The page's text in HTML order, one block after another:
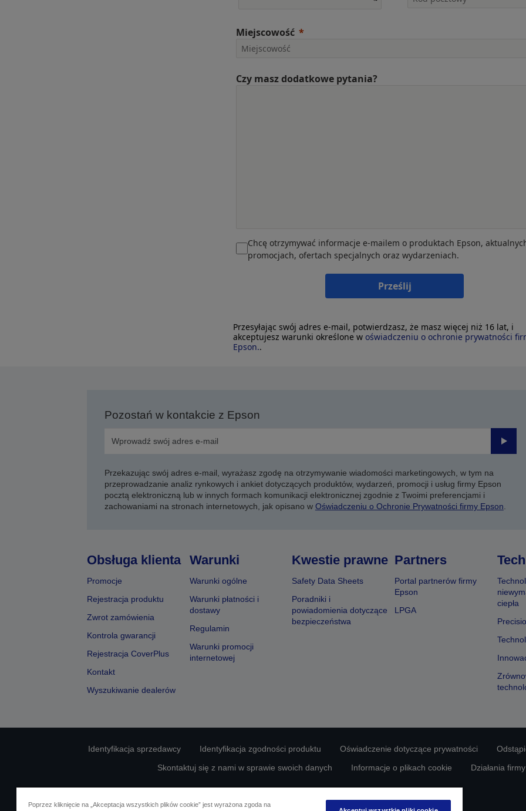
Miejscowość
Czy masz dodatkowe pytania?
Chcę otrzymywać informacje e-mailem o produktach Epson,
promocjach, ofertach specjalnych oraz wydarzeniach.
Prześlij
Przesyłając swój adres e-mail, potwierdzasz, że masz więcej niż 16 lat, i
akceptujesz warunki określone w oświadczeniu o ochronie prywatności
Epson..
Pozostań w kontakcie z Epson
Przekazując swój adres e-mail, wyrażasz zgodę na otrzymywanie wiadomości marketingowych, w tym na
przeprowadzanie analiz rynkowych i ankiet dotyczących produktów, wydarzeń, promocji i usług firmy Epson
pocztą elektroniczną lub w innych formach komunikacji elektronicznej zgodnie z Twoimi preferencjami i
zachowaniami na stronach internetowych, jak opisano w Oświadczeniu o Ochronie Prywatności firmy Epson
Obsługa klienta
Promocje
Rejestracja produktu
Zwrot zamówienia
Kontrola gwarancji
Rejestracja CoverPlus
Kontakt
Wyszukiwanie dealerów
Warunki
Warunki ogólne
Warunki płatności i
dostawy
Regulamin
Warunki promocji
internetowej
Kwestie prawne
Safety Data Sheets
Poradniki i
powiadomienia dotyczące
bezpieczeństwa
Partners
Portal partnerów firmy
Epson
LPGA
ciepła
Identyfikacja sprzedawcy Identyfikacja zgodności produktu Oświadczenie dotyczące prywatności
Skontaktuj się z nami w sprawie swoich danych
Informacje o plikach cookie Działania
Poprzez kliknięcie na „Akceptacja wszystkich plików cookie” jest wyrażona zgoda na